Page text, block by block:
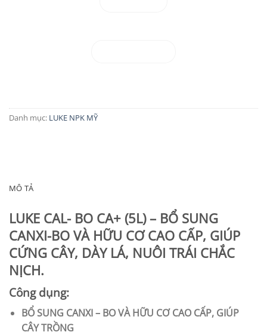
Danh mục: LUKE NPK MỸ
MÔ TẢ
LUKE CAL- BO CA+ (5L) – BỔ SUNG
CANXI-BO VÀ HỮU CƠ CAO CẤP, GIÚP
CỨNG CÂY, DÀY LÁ, NUÔI TRÁI CHẮC
NỊCH.
Công dụng:
BỔ SUNG CANXI – BO VÀ HỮU CƠ CAO CẤP, GIÚP
CÂY TRỒNG